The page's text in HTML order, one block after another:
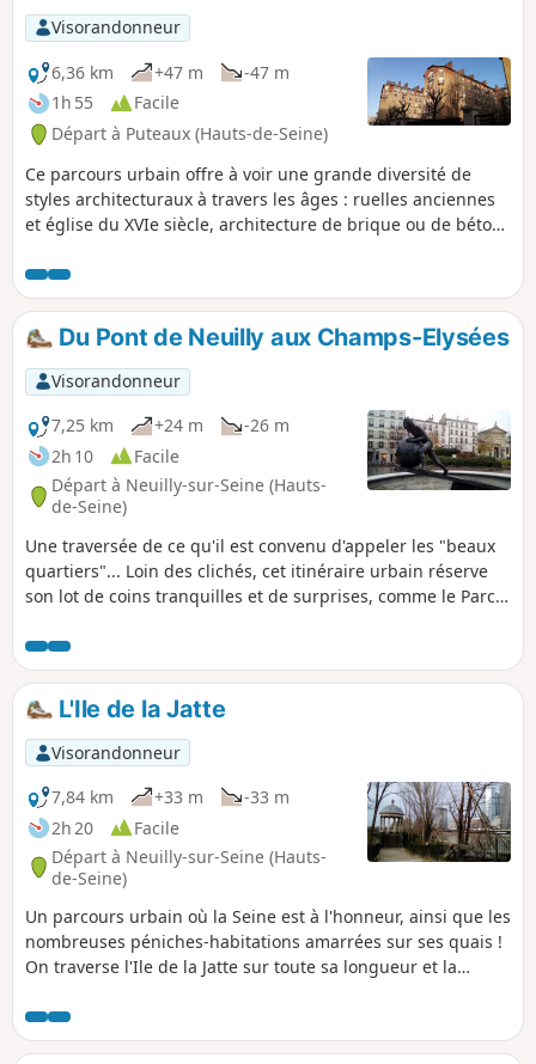
Visorandonneur
6,36 km
+47 m
-47 m
1h 55
Facile
Départ à Puteaux (Hauts-de-Seine)
Ce parcours urbain offre à voir une grande diversité de
styles architecturaux à travers les âges : ruelles anciennes
et église du XVIe siècle, architecture de brique ou de béton
du quartier de La Défense.
Du Pont de Neuilly aux Champs-Elysées
Visorandonneur
7,25 km
+24 m
-26 m
2h 10
Facile
Départ à Neuilly-sur-Seine (Hauts-
de-Seine)
Une traversée de ce qu'il est convenu d'appeler les "beaux
quartiers"... Loin des clichés, cet itinéraire urbain réserve
son lot de coins tranquilles et de surprises, comme le Parc
édifices du XVIIIe ou XIXe siècles jalonnent le parcours
avant d'atteindre les très courus Arc de triomphe de l'Étoile
et Avenue des Champs-Élysées.
L'Ile de la Jatte
Visorandonneur
7,84 km
+33 m
-33 m
2h 20
Facile
Départ à Neuilly-sur-Seine (Hauts-
de-Seine)
Un parcours urbain où la Seine est à l'honneur, ainsi que les
nombreuses péniches-habitations amarrées sur ses quais !
On traverse l'Ile de la Jatte sur toute sa longueur et la